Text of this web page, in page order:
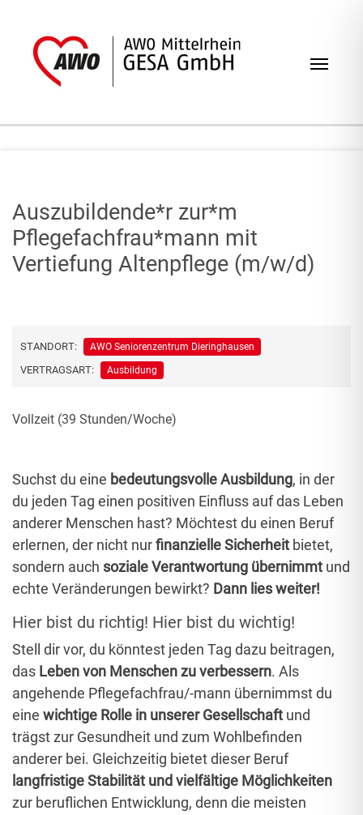
Auszubildende*r zur*m
Pflegefachfrau*mann mit
Vertiefung Altenpflege (m/w/d)
STANDORT: AWO Seniorenzentrum Dieringhausen
VERTRAGSART: Ausbildung
Vollzeit (39 Stunden/Woche)
Suchst du eine bedeutungsvolle Ausbildung, in der
du jeden Tag einen positiven Einfluss auf das Leben
anderer Menschen hast? Möchtest du einen Beruf
erlernen, der nicht nurfinanzielle Sicherheit bietet,
sondern auch soziale Verantwortung übernimmt und
echte Veränderungen bewirkt? Dann lies weiter!
Hier bist du richtig! Hier bist du wichtig!
Stell dir vor, du könntest jeden Tag dazu beitragen,
das Leben von Menschen zu verbessern. Als
angehende Pflegefachfrau/-mann übernimmst du
eine wichtige Rolle in unserer Gesellschaft und
trägst zur Gesundheit und zum Wohlbefinden
anderer bei. Gleichzeitig bietet dieser Beruf
langfristige Stabilität und vielfältige Möglichkeiten
zur beruflichen Entwicklung, denn die meisten